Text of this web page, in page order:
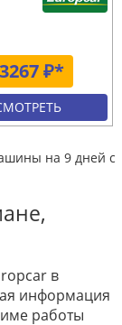
₽*
на 9 дней с
в
информация
работы